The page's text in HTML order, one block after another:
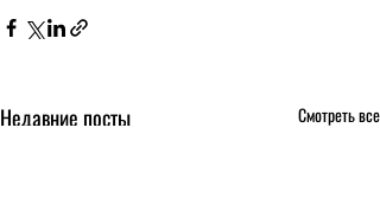
Недавние посты Смотреть все